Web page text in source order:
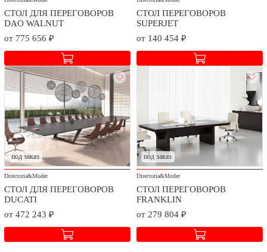
СТОЛ ДЛЯ ПЕРЕГОВОРОВ
DAO WALNUT
от 775 656 ₽
СТОЛ ПЕРЕГОВОРОВ
SUPERJET
от 140 454 ₽
под заказ
Directoria&Moder
СТОЛ ДЛЯ ПЕРЕГОВОРОВ
DUCATI
от 472 243 ₽
под заказ
Directoria&Moder
СТОЛ ПЕРЕГОВОРОВ
FRANKLIN
от 279 804 ₽